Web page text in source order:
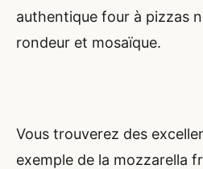
authentique four à pizzas
rondeur et mosaïque.
Vous trouverez des
exemple de la mozzarella